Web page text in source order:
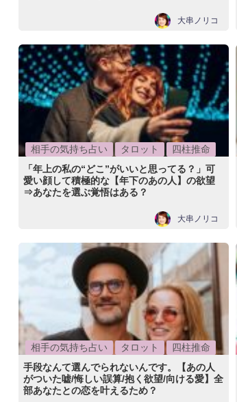
大串ノリコ
相手の気持ち占い タロット
四柱推命
「年上の私の“どこ”がいいと思ってる？」可
愛い顔して積極的な【年下のあの人】の欲望
⇒あなたを選ぶ覚悟はある？
大串ノリコ
相手の気持ち占い タロット
四柱推命
手段なんて選んでられないんです。【あの人
がついた嘘/悔しい誤算/抱く欲望/向ける愛】全
部あなたとの恋を叶えるため？